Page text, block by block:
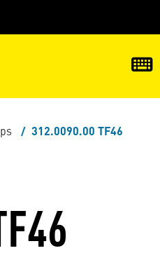
312.0090.00 TF46